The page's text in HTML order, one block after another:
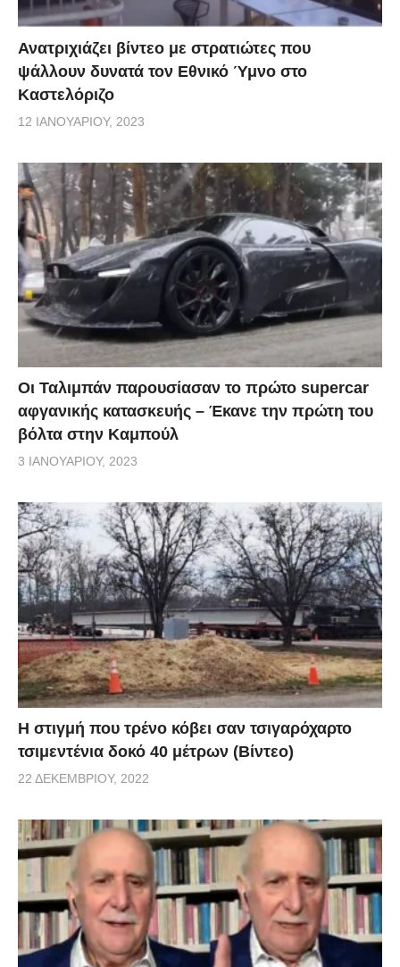
Ανατριχιάζει βίντεο με στρατιώτες που
ψάλλουν δυνατά τον Εθνικό Ύμνο στο
Καστελόριζο
12 ΙΑΝΟΥΑΡΊΟΥ, 2023
Οι Ταλιμπάν παρουσίασαν το πρώτο supercar
αφγανικής κατασκευής – Έκανε την πρώτη του
βόλτα στην Καμπούλ
3 ΙΑΝΟΥΑΡΊΟΥ, 2023
H στιγμή που τρένο κόβει σαν τσιγαρόχαρτο
τσιμεντένια δοκό 40 μέτρων (Βίντεο)
22 ΔΕΚΕΜΒΡΊΟΥ, 2022